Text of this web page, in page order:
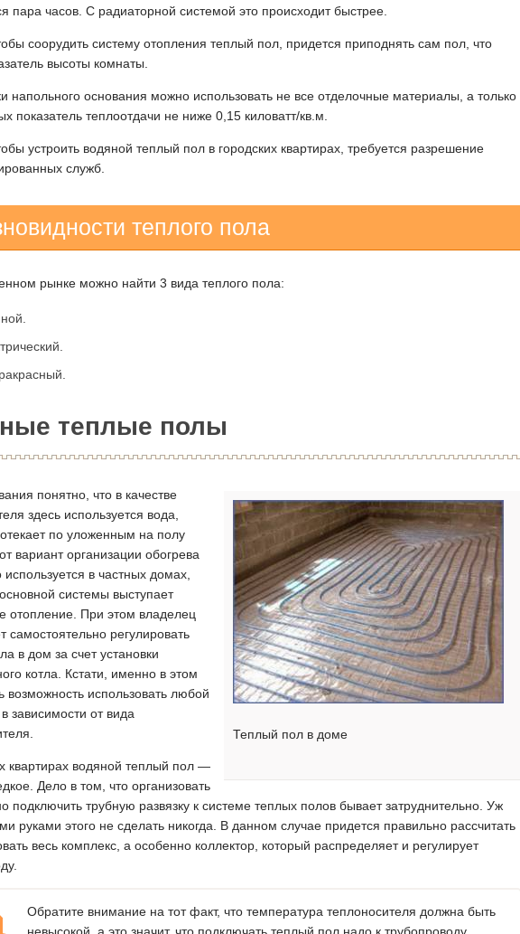
пара часов. С радиаторной системой это происходит быстрее.
соорудить систему отопления теплый пол, придется приподнять сам пол, что
высоты комнаты.
напольного основания можно использовать не все отделочные материалы, а только
показатель теплоотдачи не ниже 0,15 киловатт/кв.м.
устроить водяной теплый пол в городских квартирах, требуется разрешение
служб.
теплого пола
рынке можно найти 3 вида теплого пола:
теплые полы
Теплый пол в доме
понятно, что в качестве
здесь используется вода,
по уложенным на полу
вариант организации обогрева
в частных домах,
системы выступает
отопление. При этом владелец
самостоятельно регулировать
в дом за счет установки
котла. Кстати, именно в этом
возможность использовать любой
зависимости от вида
квартирах водяной теплый пол —
Дело в том, что организовать
подключить трубную развязку к системе теплых полов бывает затруднительно. Уж
руками этого не сделать никогда. В данном случае придется правильно рассчитать
весь комплекс, а особенно коллектор, который распределяет и регулирует
Обратите внимание на тот факт, что температура теплоносителя должна быть